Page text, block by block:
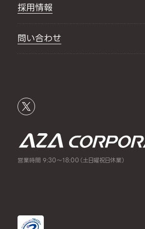
採用情報
問い合わせ
営業時間 9:30～18:00（土日曜祝日休業）